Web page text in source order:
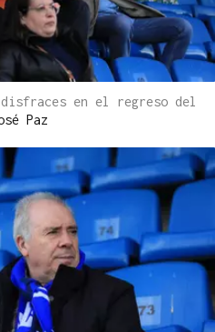
en el regreso del
Paz